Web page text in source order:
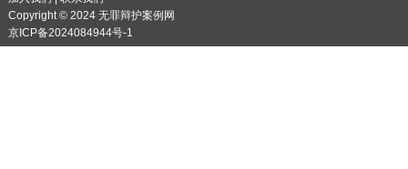
Copyright © 2024 无罪辩护案例网
京ICP备2024084944号-1